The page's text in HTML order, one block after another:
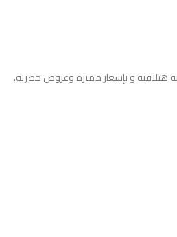
و بإسعار مميزة وعروض حصرية.